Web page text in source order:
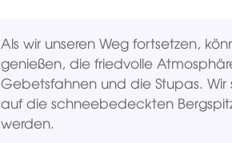
Als wir unseren Weg fortsetzen,
genießen, die friedvolle
Gebetsfahnen und die Stupas.
auf die schneebedeckten
werden.